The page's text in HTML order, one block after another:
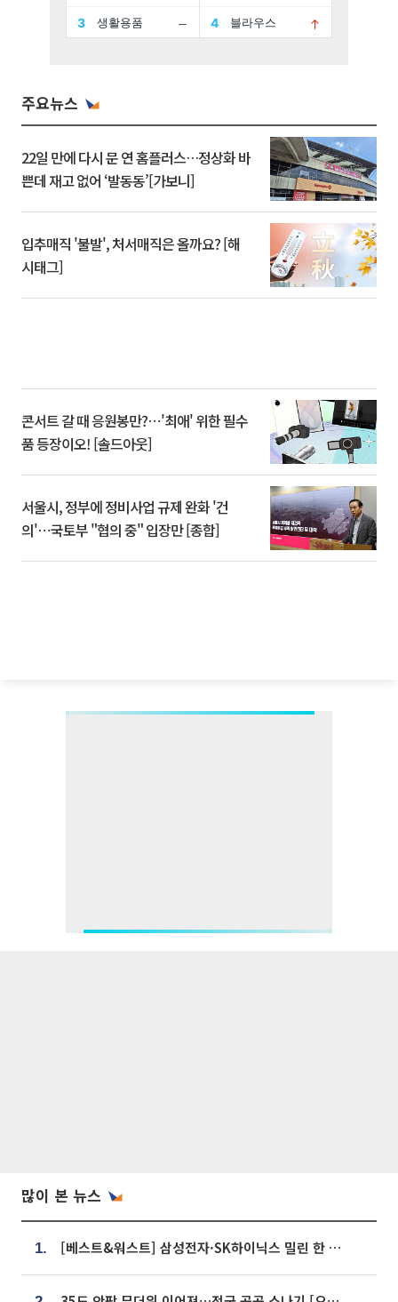
주요뉴스
22일 만에 다시 문 연 홈플러스…정상화 바
쁜데 재고 없어 ‘발동동’[가보니]
입추매직 '불발', 처서매직은 올까요? [해
시태그]
콘서트 갈 때 응원봉만?⋯'최애' 위한 필수
품 등장이오! [솔드아웃]
서울시, 정부에 정비사업 규제 완화 '건
의'⋯국토부 "협의 중" 입장만 [종합]
많이 본 뉴스
1. [베스트&워스트] 삼성전자·SK하이닉스 밀린 한 주…상상인증권은 85% 급등